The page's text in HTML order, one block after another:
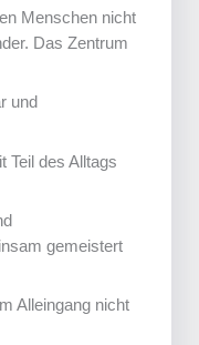
Menschen nicht
Das Zentrum
und
Teil des Alltags
gemeistert
Alleingang nicht